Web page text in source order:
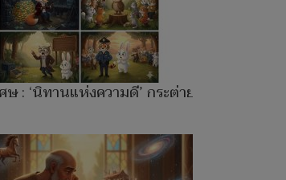
: ‘นิทานแห่งความดี’ กระต่าย